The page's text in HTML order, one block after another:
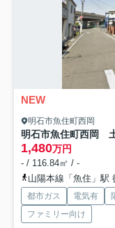
NEW
明石市魚住町西岡
明石市魚住町西岡
1,480万円
- / 116.84㎡ / -
山陽本線「魚住」駅
都市ガス 電気有
ファミリー向け